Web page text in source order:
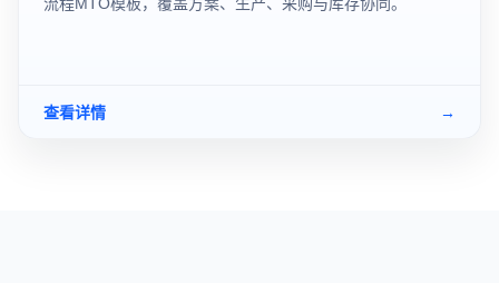
查看详情 →